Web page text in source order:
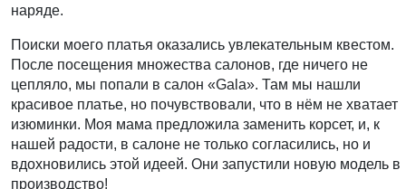
наряде.
Поиски моего платья оказались увлекательным квестом.
После посещения множества салонов, где ничего не
цепляло, мы попали в салон «Gala». Там мы нашли
красивое платье, но почувствовали, что в нём не хватает
изюминки. Моя мама предложила заменить корсет, и, к
нашей радости, в салоне не только согласились, но и
вдохновились этой идеей. Они запустили новую модель в
производство!